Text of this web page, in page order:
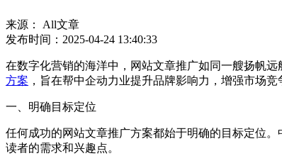
来源： All文章
发布时间：2025-04-24 13:40:33
在数字化营销的海洋中，网站文章推广如同一艘扬帆
方案 ，旨在帮中企动力业提升品牌影响力，增强市场竞
一、明确目标定位
任何成功的网站文章推广方案都始于明确的目标定位
读者的需求和兴趣点。